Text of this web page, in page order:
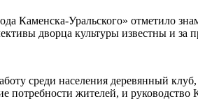
Каменска-Уральского» отметило
дворца культуры известны и за
среди населения деревянный
потребности жителей, и